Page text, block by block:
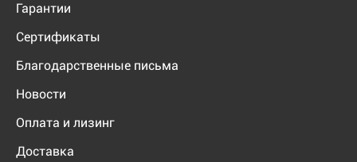
Гарантии
Сертификаты
Благодарственные письма
Новости
Оплата и лизинг
Доставка